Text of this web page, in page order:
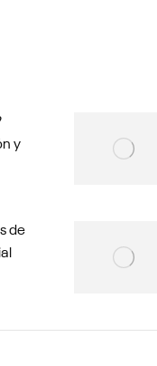
y
de